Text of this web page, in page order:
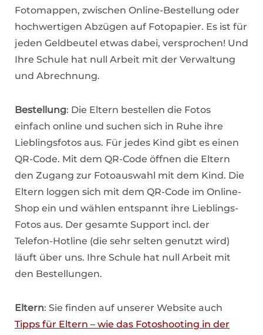
Fotomappen, zwischen Online-Bestellung oder
hochwertigen Abzügen auf Fotopapier. Es ist für
jeden Geldbeutel etwas dabei, versprochen! Und
Ihre Schule hat null Arbeit mit der Verwaltung
und Abrechnung.
Bestellung: Die Eltern bestellen die Fotos
einfach online und suchen sich in Ruhe ihre
Lieblingsfotos aus. Für jedes Kind gibt es einen
QR-Code. Mit dem QR-Code öffnen die Eltern
den Zugang zur Fotoauswahl mit dem Kind. Die
Eltern loggen sich mit dem QR-Code im Online-
Shop ein und wählen entspannt ihre Lieblings-
Fotos aus. Der gesamte Support incl. der
Telefon-Hotline (die sehr selten genutzt wird)
läuft über uns. Ihre Schule hat null Arbeit mit
den Bestellungen.
Eltern: Sie finden auf unserer Website auch
Tipps für Eltern – wie das Fotoshooting in der